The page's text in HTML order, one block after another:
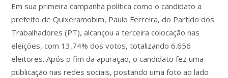
Em sua primeira campanha política como o candidato a
prefeito de Quixeramobim, Paulo Ferreira, do Partido dos
Trabalhadores (PT), alcançou a terceira colocação nas
eleições, com 13,74% dos votos, totalizando 6.656
eleitores. Após o fim da apuração, o candidato fez uma
publicação nas redes sociais, postando uma foto ao lado